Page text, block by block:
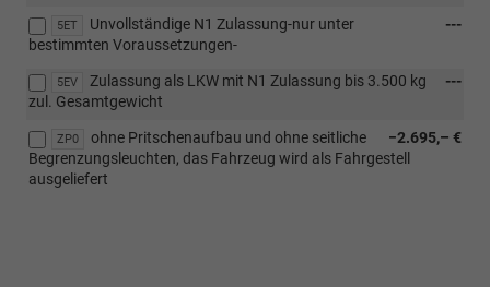
5ET ---
Unvollständige N1 Zulassung-nur unter
bestimmten Voraussetzungen-
5EV ---
Zulassung als LKW mit N1 Zulassung bis 3.500 kg
zul. Gesamtgewicht
ZP0 −2.695,– €
ohne Pritschenaufbau und ohne seitliche
Begrenzungsleuchten, das Fahrzeug wird als Fahrgestell
ausgeliefert